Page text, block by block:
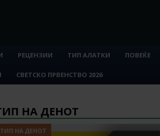
РЕЦЕНЗИИ ТИП АЛАТКИ ПОВЕЌЕ
СВЕТСКО ПРВЕНСТВО 2026
НА ДЕНОТ
ТИП НА ДЕНОТ